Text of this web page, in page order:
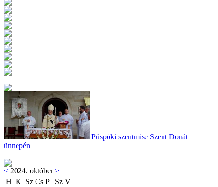
Püspöki szentmise Szent Donát
ünnepén
< 2024. október>
H K Sz Cs P Sz V